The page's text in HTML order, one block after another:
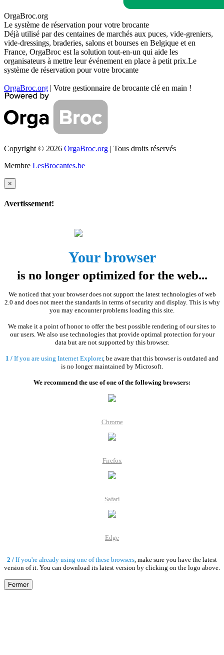
OrgaBroc.org
Le système de réservation pour votre brocante
Déjà utilisé par des centaines de marchés aux puces, vide-greniers,
vide-dressings, braderies, salons et bourses en Belgique et en
France, OrgaBroc est la solution tout-en-un qui aide les
organisateurs à mettre leur événement en place à petit prix.Le
système de réservation pour votre brocante
OrgaBroc.org | Votre gestionnaire de brocante clé en main !
Copyright © 2026 OrgaBroc.org | Tous droits réservés
Membre LesBrocantes.be
×
Avertissement!
Your browser
is no longer optimized for the web...
We noticed that your browser does not support the latest technologies of web
2.0 and does not meet the standards in terms of security and display. This is why
you may encounter problems loading this site.
We make it a point of honor to offer the best possible rendering of our sites to
our users. We also use technologies that provide optimal protection for your
data but are not supported by this browser.
1 / If you are using Internet Explorer, be aware that this browser is outdated and
is no longer maintained by Microsoft.
We recommend the use of one of the following browsers:
Chrome
Firefox
Safari
Edge
2 / If you're already using one of these browsers, make sure you have the latest
version of it. You can download its latest version by clicking on the logo above.
Fermer